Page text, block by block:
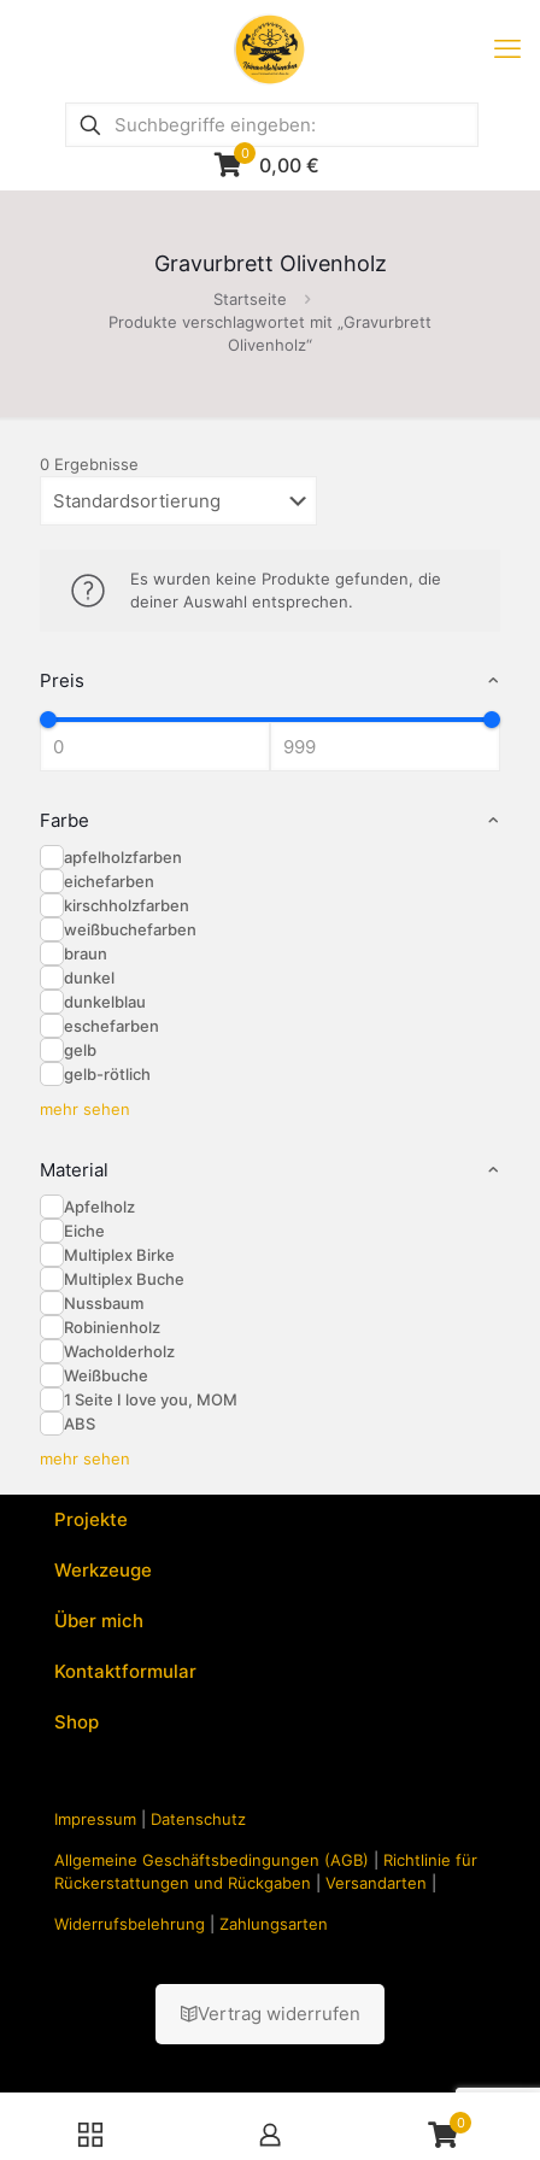
0 0,00 €
Gravurbrett Olivenholz
Startseite
Produkte verschlagwortet mit „Gravurbrett
Olivenholz“
Preis
Farbe
apfelholzfarben
eichefarben
kirschholzfarben
weißbuchefarben
braun
dunkel
dunkelblau
eschefarben
gelb
gelb-rötlich
mehr sehen
Material
Apfelholz
Eiche
Multiplex Birke
Multiplex Buche
Nussbaum
Robinienholz
Wacholderholz
Weißbuche
1 Seite I love you, MOM
ABS
mehr sehen
0 Ergebnisse
Es wurden keine Produkte gefunden, die
deiner Auswahl entsprechen.
Projekte
Werkzeuge
Über mich
Kontaktformular
Shop
Impressum Datenschutz
Allgemeine Geschäftsbedingungen (AGB)
Richtlinie für
Rückerstattungen und Rückgaben
Versandarten
Widerrufsbelehrung Zahlungsarten
Vertrag widerrufen
0